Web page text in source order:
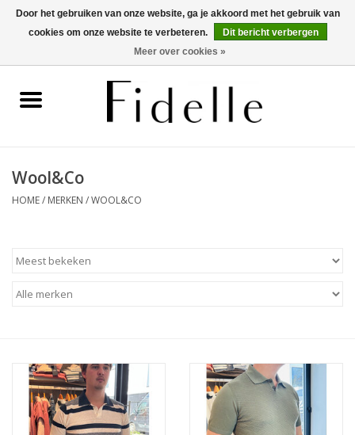
0 Artikelen - €0,00
OUTLET
Merken
Wool&Co
HOME/ MERKEN /WOOL&CO
Door het gebruiken van onze website, ga je akkoord met het gebruik van
cookies om onze website te verbeteren.
Dit bericht verbergen
Meer over cookies »